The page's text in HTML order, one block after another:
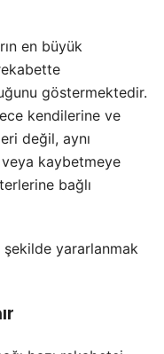
en büyük
göstermektedir.
kendilerine ve
değil, aynı
kaybetmeye
bağlı
yararlanmak